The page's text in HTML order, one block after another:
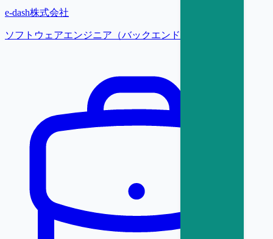
e-dash株式会社
ソフトウェアエンジニア（バックエンド）